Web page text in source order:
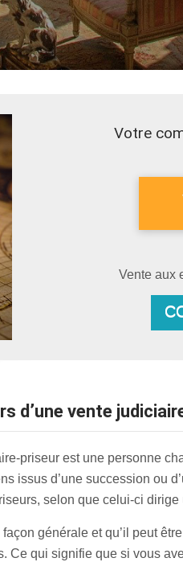
Votre
Vente aux
d’une vente
priseur est une personne
issus d’une succession ou
selon que celui-ci
générale et qu’il peut
qui signifie que si vous